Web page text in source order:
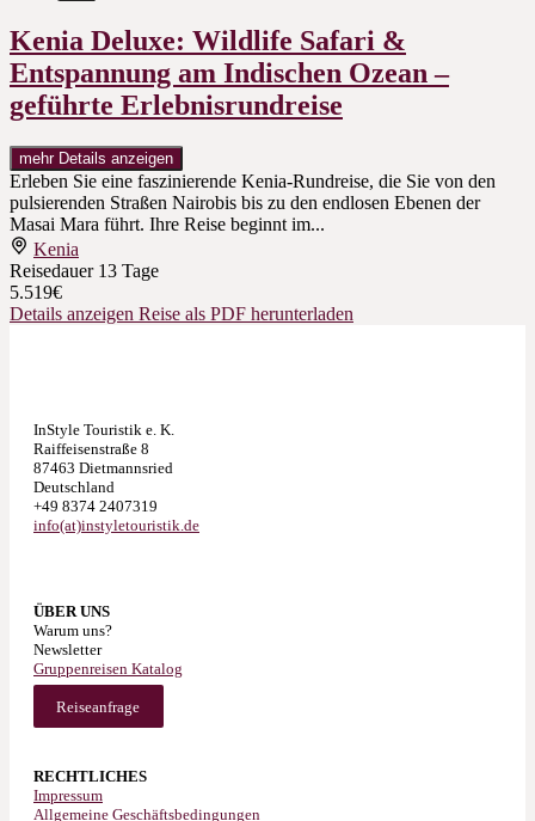
Kenia Deluxe: Wildlife Safari &
Entspannung am Indischen Ozean –
geführte Erlebnisrundreise
mehr Details anzeigen
Erleben Sie eine faszinierende Kenia-Rundreise, die Sie von den
pulsierenden Straßen Nairobis bis zu den endlosen Ebenen der
Masai Mara führt. Ihre Reise beginnt im...
Kenia
Reisedauer 13 Tage
5.519€
Details anzeigen Reise als PDF herunterladen
InStyle Touristik e. K.
Raiffeisenstraße 8
87463 Dietmannsried
Deutschland
+49 8374 2407319
info(at)instyletouristik.de
ÜBER UNS
Warum uns?
Newsletter
Gruppenreisen Katalog
Reiseanfrage
RECHTLICHES
Impressum
Allgemeine Geschäftsbedingungen